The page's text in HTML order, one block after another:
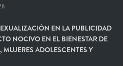
EN LA PUBLICIDAD
NOCIVO EN EL BIENESTAR DE
MUJERES ADOLESCENTES Y